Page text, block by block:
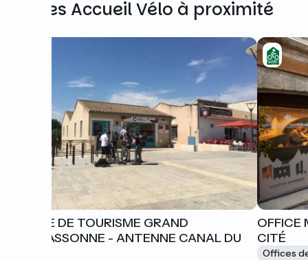
Autres Accueil Vélo à proximité
OFFICE DE TOURISME GRAND
CARCASSONNE - ANTENNE CANAL DU
OFFICE
CITÉ
Offices